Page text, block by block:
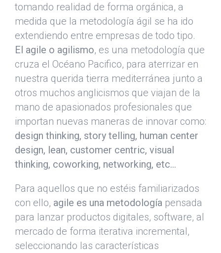
tomando realidad de forma orgánica, a
medida que la metodología ágil se ha ido
extendiendo entre empresas de todo tipo.
El agile o agilismo, es una metodología que
cruza el Océano Pacifico, para aterrizar en
nuestra querida tierra mediterránea junto a
otros muchos anglicismos que viajan de la
mano de apasionados profesionales que
importan nuevas maneras de innovar como:
design thinking, story telling, human center
design, lean, customer centric, visual
thinking, coworking, networking, etc…
Para aquellos que no estéis familiarizados
con ello, agile es una metodología pensada
para lanzar productos digitales, software, al
mercado de forma iterativa incremental,
seleccionando las características